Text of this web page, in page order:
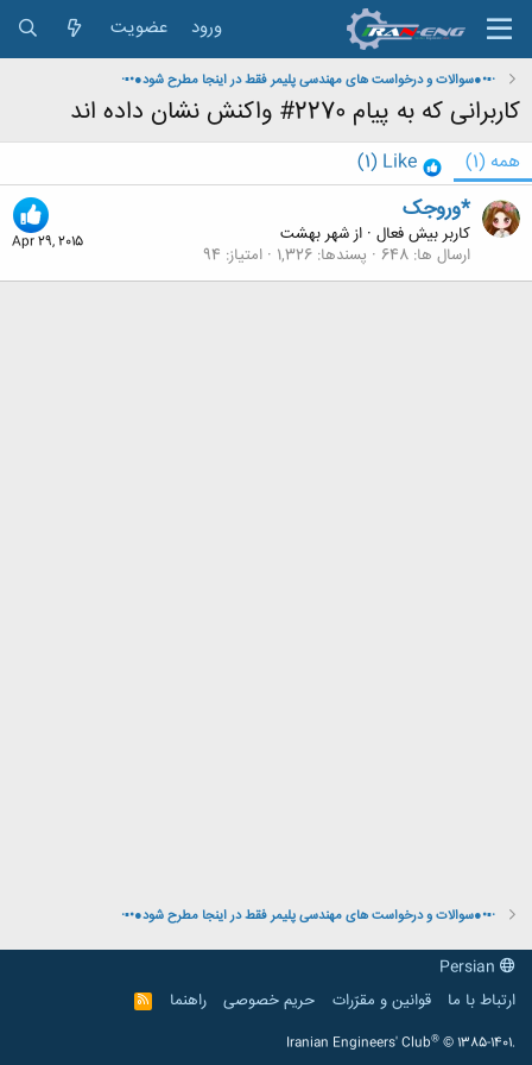
ورود عضویت
·▪•●سوالات و درخواست های مهندسی پلیمر فقط در اینجا مطرح شود●•▪·
کاربرانی که به پیام 2270# واکنش نشان داده اند
همه (1)
Like
(1)
Apr 29, 2015
*وروجک
کاربر بیش فعال · ازشهر بهشت
ارسال ها 648 پسندها 1,326 امتیاز 94
·▪•●سوالات و درخواست های مهندسی پلیمر فقط در اینجا مطرح شود●•▪·
ارتباط با ما
قوانین و مقرّرات حریم خصوصی راهنما
R
S
Iranian Engineers' Club® © 1385-1401.